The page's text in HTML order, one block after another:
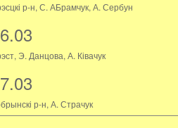
р-н, С. АБрамчук, А. Сербун
Э. Данцова, А. Ківачук
р-н, А. Страчук